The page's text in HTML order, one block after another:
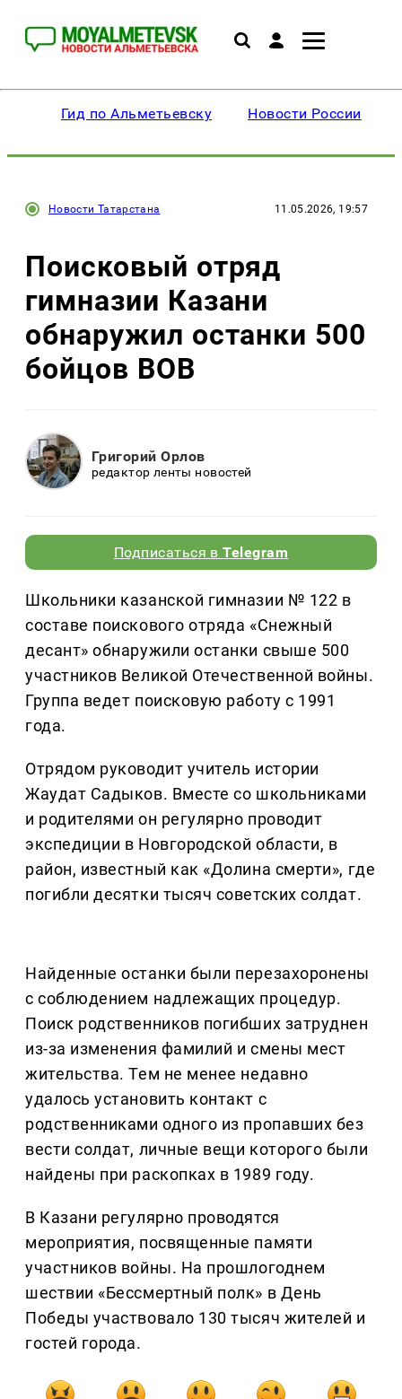
Гид по Альметьевску Новости России
Новости Татарстана 11.05.2026, 19:57
Поисковый отряд
гимназии Казани
обнаружил останки 500
бойцов ВОВ
Григорий Орлов
редактор ленты новостей
Подписаться вTelegram
Школьники казанской гимназии № 122 в
составе поискового отряда «Снежный
десант» обнаружили останки свыше 500
участников Великой Отечественной войны.
Группа ведет поисковую работу с 1991
года.
Отрядом руководит учитель истории
Жаудат Садыков. Вместе со школьниками
и родителями он регулярно проводит
экспедиции в Новгородской области, в
район, известный как «Долина смерти», где
погибли десятки тысяч советских солдат.
Найденные останки были перезахоронены
с соблюдением надлежащих процедур.
Поиск родственников погибших затруднен
из-за изменения фамилий и смены мест
жительства. Тем не менее недавно
удалось установить контакт с
родственниками одного из пропавших без
вести солдат, личные вещи которого были
найдены при раскопках в 1989 году.
В Казани регулярно проводятся
мероприятия, посвященные памяти
участников войны. На прошлогоднем
шествии «Бессмертный полк» в День
Победы участвовало 130 тысяч жителей и
гостей города.